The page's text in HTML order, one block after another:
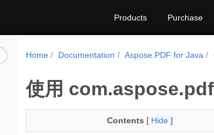
Products Purchase
Home Documentation Aspose.PDF for Java
使用
Contents [ Hide ]